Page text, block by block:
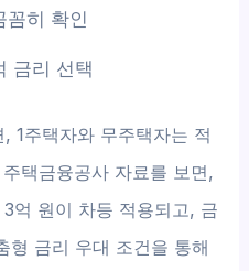
꼼히 확인
금리 선택
1주택자와 무주택자는 적
택금융공사 자료를 보면,
억 원이 차등 적용되고, 금
형 금리 우대 조건을 통해